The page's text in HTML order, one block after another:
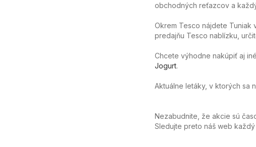
obchodných reťazcov a
Okrem Tesco nájdete Tuniak
predajňu Tesco nablízku,
Chcete výhodne nakúpiť aj
Jogurt.
Aktuálne letáky, v ktorých sa
Nezabudnite, že akcie sú
Sledujte preto náš web